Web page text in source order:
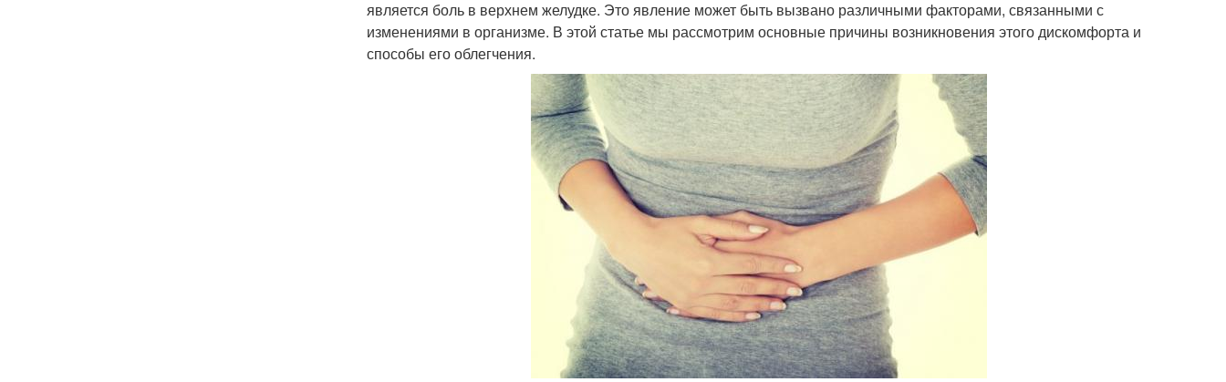
является боль в верхнем желудке. Это явление может быть вызвано различными факторами, связанными с
изменениями в организме. В этой статье мы рассмотрим основные причины возникновения этого дискомфорта и
способы его облегчения.